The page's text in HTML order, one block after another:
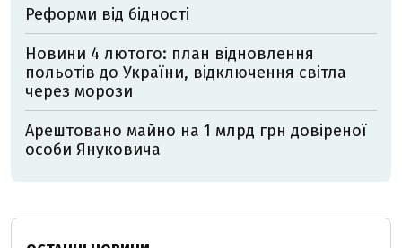
Реформи від бідності
Новини 4 лютого: план відновлення
польотів до України, відключення світла
через морози
Арештовано майно на 1 млрд грн довіреної
особи Януковича